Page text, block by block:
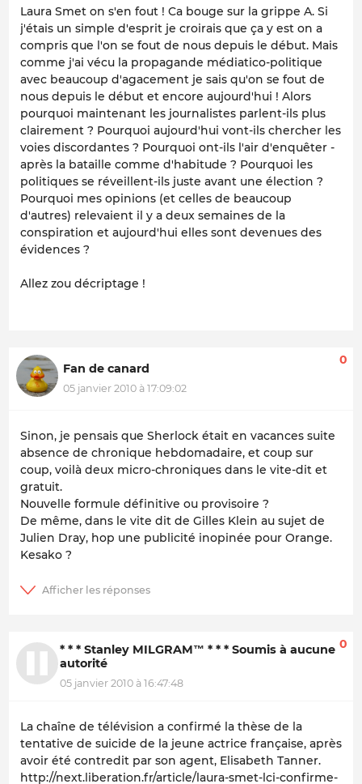
Laura Smet on s'en fout ! Ca bouge sur la grippe A. Si
j'étais un simple d'esprit je croirais que ça y est on a
compris que l'on se fout de nous depuis le début. Mais
comme j'ai vécu la propagande médiatico-politique
avec beaucoup d'agacement je sais qu'on se fout de
nous depuis le début et encore aujourd'hui ! Alors
pourquoi maintenant les journalistes parlent-ils plus
clairement ? Pourquoi aujourd'hui vont-ils chercher les
voies discordantes ? Pourquoi ont-ils l'air d'enquêter -
après la bataille comme d'habitude ? Pourquoi les
politiques se réveillent-ils juste avant une élection ?
Pourquoi mes opinions (et celles de beaucoup
d'autres) relevaient il y a deux semaines de la
conspiration et aujourd'hui elles sont devenues des
évidences ?
Allez zou décriptage !
Fan de canard
05 janvier 2010 à 17:09:02
0
Sinon, je pensais que Sherlock était en vacances suite
absence de chronique hebdomadaire, et coup sur
coup, voilà deux micro-chroniques dans le vite-dit et
gratuit.
Nouvelle formule définitive ou provisoire ?
De même, dans le vite dit de Gilles Klein au sujet de
Julien Dray, hop une publicité inopinée pour Orange.
Kesako ?
* * * Stanley MILGRAM™ * * * Soumis à aucune
autorité
05 janvier 2010 à 16:47:48
0
La chaîne de télévision a confirmé la thèse de la
tentative de suicide de la jeune actrice française, après
avoir été contredit par son agent, Elisabeth Tanner.
http://next.liberation.fr/article/laura-smet-lci-confirme-